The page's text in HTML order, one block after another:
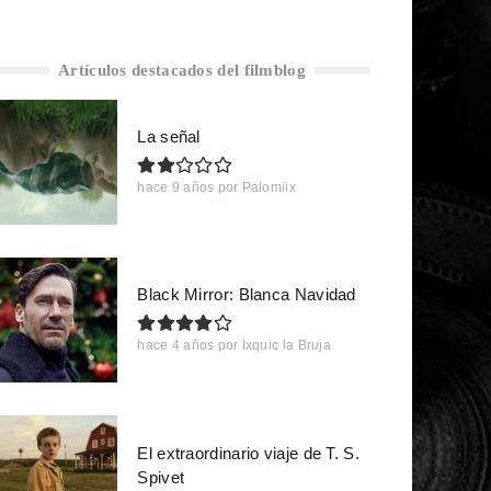
Artículos destacados del filmblog
La señal
hace 9 años por Palomiix
Black Mirror: Blanca Navidad
hace 4 años por Ixquic la Bruja
El extraordinario viaje de T. S.
Spivet